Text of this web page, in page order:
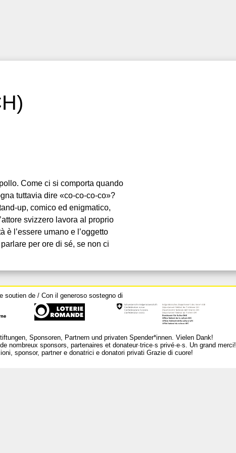
Come ci si comporta quando
tuttavia dire «co-co-co-co»?
up, comico ed enigmatico,
svizzero lavora al proprio
è l’essere umano e l’oggetto
per ore di sé, se non ci
soutien de / Con il generoso sostegno di
Sponsoren, Partnern und privaten Spender*innen. Vielen Dank!
sponsors, partenaires et donateur·trice·s privé·e·s. Un grand merci!
sponsor, partner e donatrici e donatori privati Grazie di cuore!